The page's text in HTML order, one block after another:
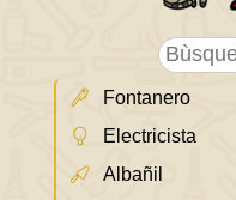
Fontanero
Electricista
Albañil